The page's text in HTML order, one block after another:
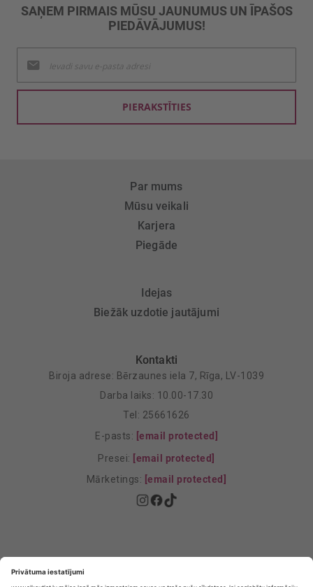
SAŅEM PIRMAIS MŪSU JAUNUMUS UN ĪPAŠOS
PIEDĀVĀJUMUS!
jaunumu
saņemšanai:
PIERAKSTĪTIES
Par mums
Mūsu veikali
Karjera
Piegāde
Idejas
Biežāk uzdotie jautājumi
Kontakti
Biroja adrese: Bērzaunes iela 7, Rīga, LV-1039
Darba laiks: 10.00-17.30
Tel: 25661626
E-pasts: [email protected]
Presei: [email protected]
Mārketings: [email protected]
Privātuma Iestatījumi